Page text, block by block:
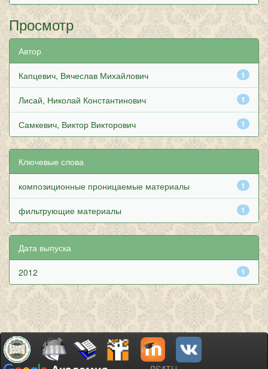
Просмотр
Автор
1
Капцевич, Вячеслав Михайлович
1
Лисай, Николай Константинович
1
Самкевич, Виктор Викторович
Ключевые слова
1
композиционные проницаемые материалы
1
фильтрующие материалы
Дата выпуска
1
2012